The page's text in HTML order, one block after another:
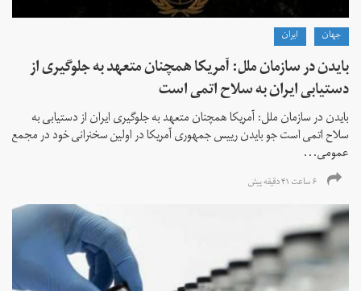
جهان ايران
بایدن در سازمان ملل: آمریکا همچنان متعهد به جلوگیری از
دستیابی ایران به سلاح اتمی است
بایدن در سازمان ملل: آمریکا همچنان متعهد به جلوگیری ایران از دستیابی به
سلاح اتمی است جو بایدن رییس جمهوری آمریکا در اولین سخنرانی خود در مجمع
عمومی...
۶ ساعت ۴۱ دقیقه پیش